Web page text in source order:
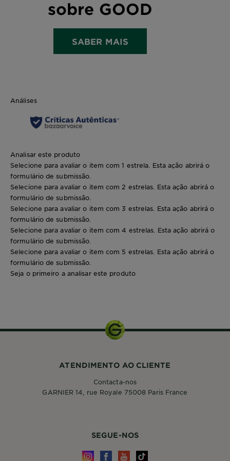
sobre GOOD
SABER MAIS
Análises
Analisar este produto
Selecione para avaliar o item com 1 estrela. Esta ação abrirá o
formulário de submissão.
Selecione para avaliar o item com 2 estrelas. Esta ação abrirá o
formulário de submissão.
Selecione para avaliar o item com 3 estrelas. Esta ação abrirá o
formulário de submissão.
Selecione para avaliar o item com 4 estrelas. Esta ação abrirá o
formulário de submissão.
Selecione para avaliar o item com 5 estrelas. Esta ação abrirá o
formulário de submissão.
Seja o primeiro a analisar este produto
SEGUE-NOS
ATENDIMENTO AO CLIENTE
Contacta-nos
GARNIER 14, rue Royale 75008 Paris France